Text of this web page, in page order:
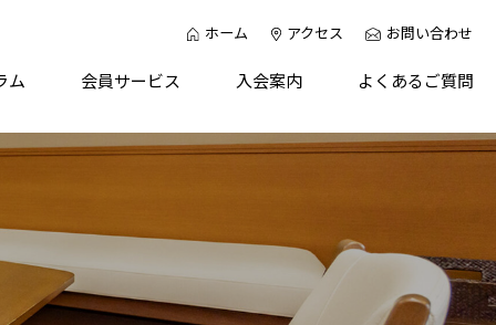
ホーム アクセス お問い合わせ
ム 会員サービス 入会案内
個人で入会
よくあるご質問